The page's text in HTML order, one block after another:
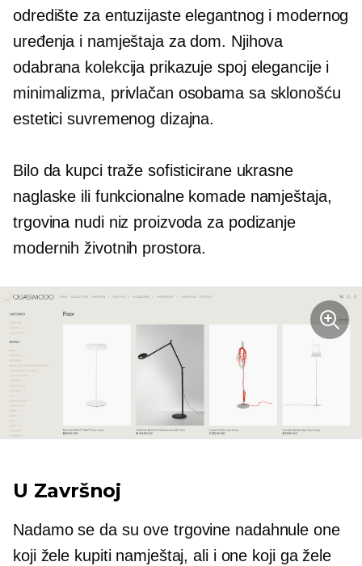
odredište za entuzijaste elegantnog i modernog
uređenja i namještaja za dom. Njihova
odabrana kolekcija prikazuje spoj elegancije i
minimalizma, privlačan osobama sa sklonošću
estetici suvremenog dizajna.
Bilo da kupci traže sofisticirane ukrasne
naglaske ili funkcionalne komade namještaja,
trgovina nudi niz proizvoda za podizanje
modernih životnih prostora.
U Završnoj
Nadamo se da su ove trgovine nadahnule one
koji žele kupiti namještaj, ali i one koji ga žele